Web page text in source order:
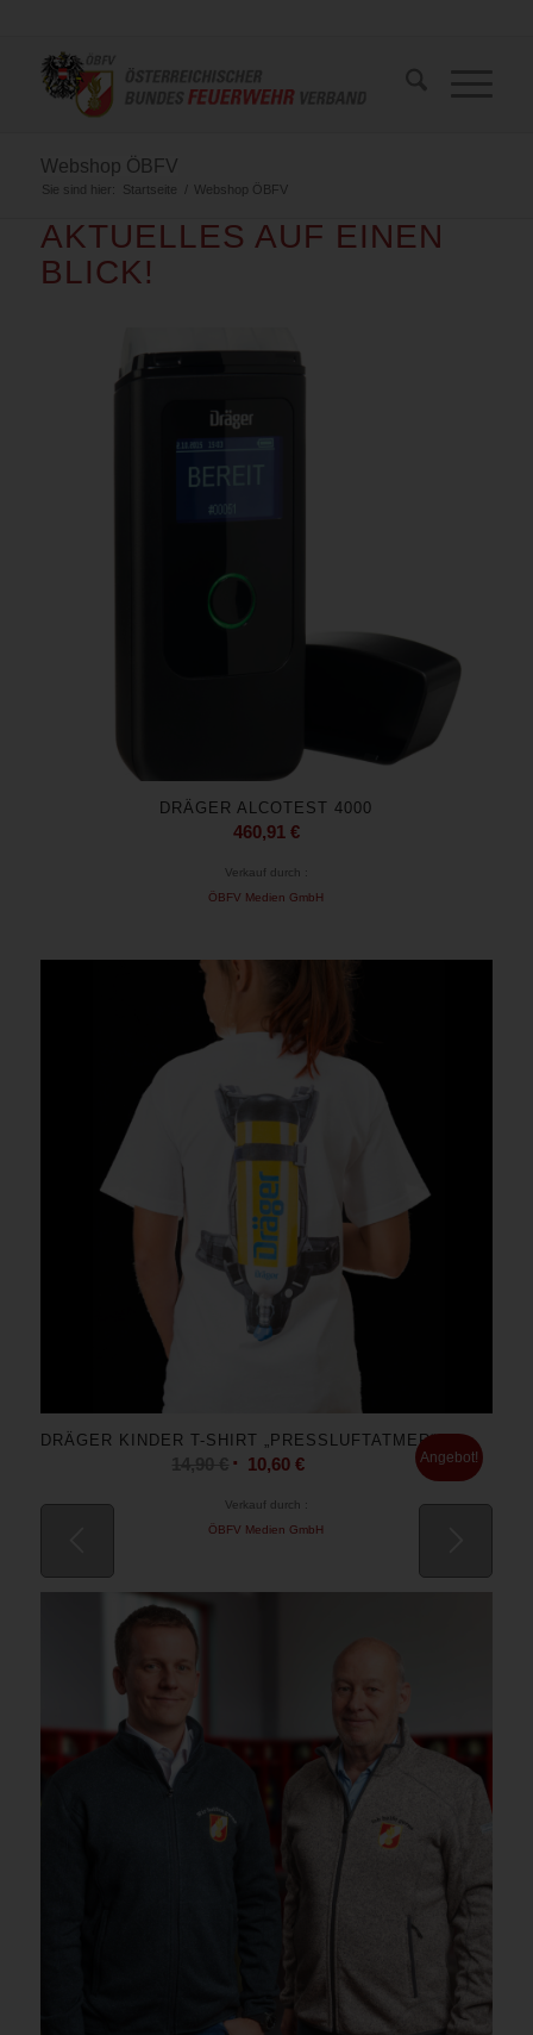
Webshop ÖBFV
Sie sind hier: Startseite / Webshop ÖBFV
AKTUELLES AUF EINEN
BLICK!
DRÄGER ALCOTEST 4000
460,91 €
Verkauf durch :
ÖBFV Medien GmbH
DRÄGER KINDER T-SHIRT „PRESSLUFTATMER“
10,60€ Angebot!
Verkauf durch :
ÖBFV Medien GmbH